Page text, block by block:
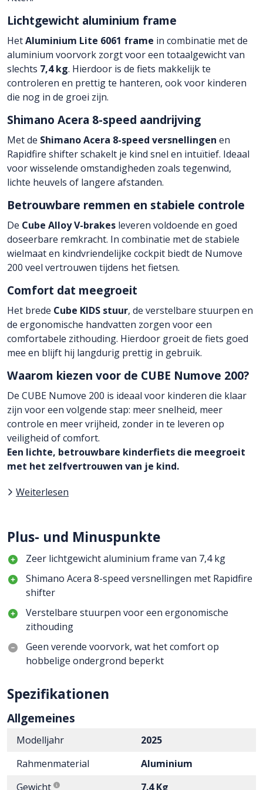
Lichtgewicht aluminium frame
HetAluminium Lite 6061 frame in combinatie met de
aluminium voorvork zorgt voor een totaalgewicht van
slechts 7,4 kg. Hierdoor is de fiets makkelijk te
controleren en prettig te hanteren, ook voor kinderen
die nog in de groei zijn.
Shimano Acera 8-speed aandrijving
Met de Shimano Acera 8-speed versnellingen en
Rapidfire shifter schakelt je kind snel en intuïtief. Ideaal
voor wisselende omstandigheden zoals tegenwind,
lichte heuvels of langere afstanden.
Betrouwbare remmen en stabiele controle
De Cube Alloy V-brakes leveren voldoende en goed
doseerbare remkracht. In combinatie met de stabiele
wielmaat en kindvriendelijke cockpit biedt de Numove
200 veel vertrouwen tijdens het fietsen.
Comfort dat meegroeit
Het brede Cube KIDS stuur, de verstelbare stuurpen en
de ergonomische handvatten zorgen voor een
comfortabele zithouding. Hierdoor groeit de fiets goed
mee en blijft hij langdurig prettig in gebruik.
Waarom kiezen voor de CUBE Numove 200?
De CUBE Numove 200 is ideaal voor kinderen die klaar
zijn voor een volgende stap: meer snelheid, meer
controle en meer vrijheid, zonder in te leveren op
veiligheid of comfort.
Een lichte, betrouwbare kinderfiets die meegroeit
met het zelfvertrouwen van je kind.
Weiterlesen
Plus- und Minuspunkte
Zeer lichtgewicht aluminium frame van 7,4 kg
Shimano Acera 8-speed versnellingen met Rapidfire
shifter
Verstelbare stuurpen voor een ergonomische
zithouding
Geen verende voorvork, wat het comfort op
hobbelige ondergrond beperkt
Spezifikationen
Allgemeines
Modelljahr
2025
Rahmenmaterial
Aluminium
Gewicht
7.4 Kg